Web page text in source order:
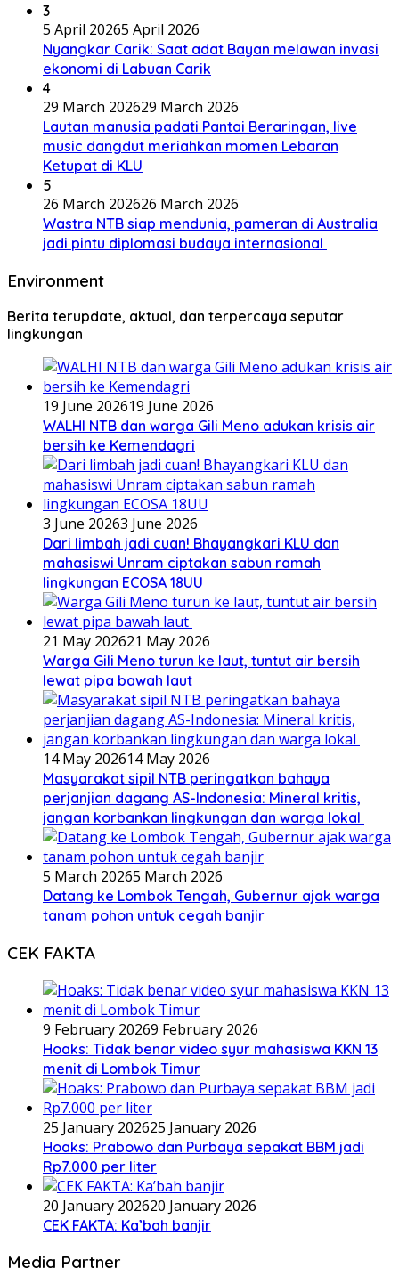
3
5 April 20265 April 2026
Nyangkar Carik: Saat adat Bayan melawan invasi
ekonomi di Labuan Carik
4
29 March 202629 March 2026
Lautan manusia padati Pantai Beraringan, live
music dangdut meriahkan momen Lebaran
Ketupat di KLU
5
26 March 202626 March 2026
Wastra NTB siap mendunia, pameran di Australia
jadi pintu diplomasi budaya internasional
Environment
Berita terupdate, aktual, dan terpercaya seputar
lingkungan
19 June 202619 June 2026
WALHI NTB dan warga Gili Meno adukan krisis air
bersih ke Kemendagri
3 June 20263 June 2026
Dari limbah jadi cuan! Bhayangkari KLU dan
mahasiswi Unram ciptakan sabun ramah
lingkungan ECOSA 18UU
21 May 202621 May 2026
Warga Gili Meno turun ke laut, tuntut air bersih
lewat pipa bawah laut
14 May 202614 May 2026
Masyarakat sipil NTB peringatkan bahaya
perjanjian dagang AS-Indonesia: Mineral kritis,
jangan korbankan lingkungan dan warga lokal
5 March 20265 March 2026
Datang ke Lombok Tengah, Gubernur ajak warga
tanam pohon untuk cegah banjir
CEK FAKTA
9 February 20269 February 2026
Hoaks: Tidak benar video syur mahasiswa KKN 13
menit di Lombok Timur
25 January 202625 January 2026
Hoaks: Prabowo dan Purbaya sepakat BBM jadi
Rp7.000 per liter
20 January 202620 January 2026
CEK FAKTA: Ka’bah banjir
Media Partner